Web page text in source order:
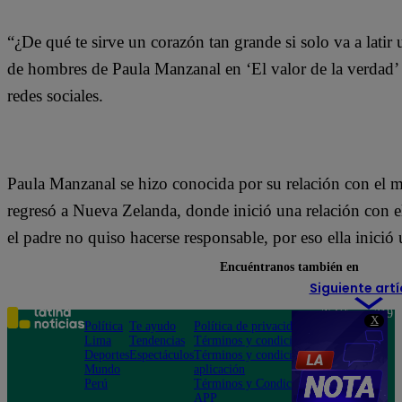
X
“¿De qué te sirve un corazón tan grande si solo va a
de hombres de Paula Manzanal en ‘El valor de la
redes sociales.
Paula Manzanal se hizo conocida por su relación con
regresó a Nueva Zelanda, donde inició una relación
el padre no quiso hacerse responsable, por eso ella
Siguiente
Encuéntranos también en
Política
Lima
Deportes
Mundo
Perú
Te ayudo
Tendencias
Espectáculos
Política de privacidad
Términos y condiciones
Términos y condiciones
aplicación
Términos y Condiciones
APP
Teléfono: 219
Av. San
Felipe 968
Jesús María